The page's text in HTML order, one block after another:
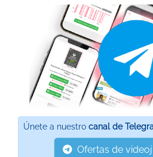
Únete a nuestro canal de
Ofertas de